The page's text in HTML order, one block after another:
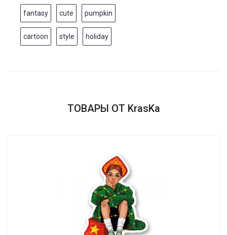
fantasy cute pumpkin
cartoon style holiday
ТОВАРЫ ОТ KrasKa